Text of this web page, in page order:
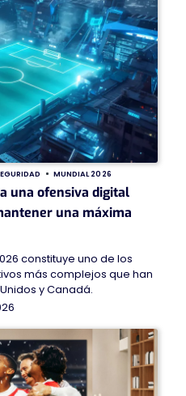
MUNDIAL 2026
una ofensiva digital
una máxima
constituye uno de los
más complejos que han
y Canadá.